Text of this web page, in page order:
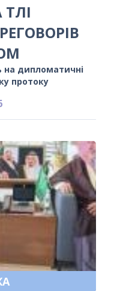
на дипломатичні
протоку